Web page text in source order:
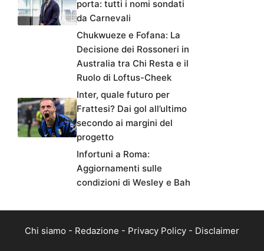
porta: tutti i nomi sondati
da Carnevali
Chukwueze e Fofana: La
Decisione dei Rossoneri in
Australia tra Chi Resta e il
Ruolo di Loftus-Cheek
Inter, quale futuro per
Frattesi? Dai gol all’ultimo
secondo ai margini del
progetto
Infortuni a Roma:
Aggiornamenti sulle
condizioni di Wesley e Bah
Chi siamo - Redazione - Privacy Policy - Disclaimer